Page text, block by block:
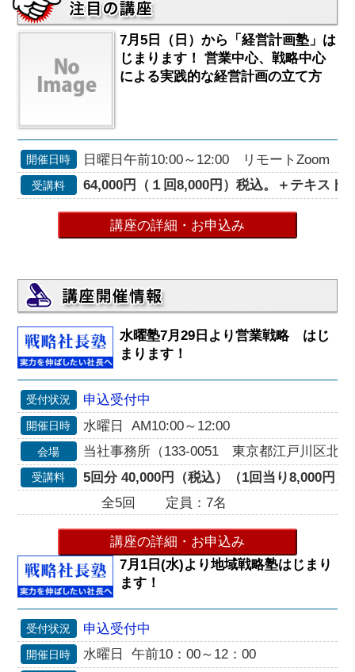
7月5日（日）から「経営計画塾」は
じまります！ 営業中心、戦略中心
による実践的な経営計画の立て方
開催日時 日曜日午前10:00～12:00 リモートZoom
受講料 64,000円（１回8,000円）税込。＋テキスト
講座の詳細・お申込み
水曜塾7月29日より営業戦略 はじ
まります！
受付状況 申込受付中
開催日時 水曜日 AM10:00～12:00
会場 当社事務所（133-0051 東京都江戸川区北
受講料
5回分 40,000円（税込）（1回当り8,000円）
全5回
定員：7名
講座の詳細・お申込み
7月1日(水)より地域戦略塾はじまり
ます！
受付状況 申込受付中
開催日時 水曜日 午前10：00～12：00